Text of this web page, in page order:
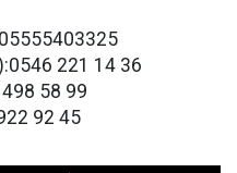
05555403325
221 14 36
58 99
92 45